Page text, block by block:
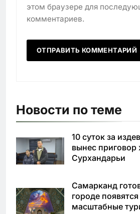
этом браузере для
комментариев.
Новости по теме
10 суток за
вынес приговор
Сурхандарьи
Самарканд
городе
масштабные